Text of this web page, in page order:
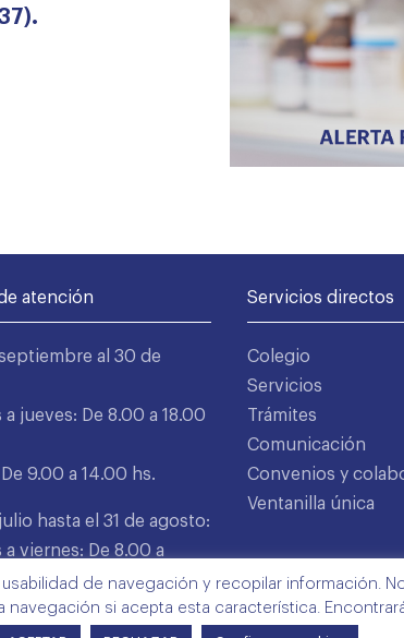
atención
septiembre al 30 de
a jueves: De 8.00 a 18.00
9.00 a 14.00 hs.
hasta el 31 de agosto:
a viernes: De 8.00 a
Servicios directos
Colegio
Servicios
Trámites
Comunicación
Convenios y
Ventanilla única
de navegación y recopilar información.
si acepta esta característica.